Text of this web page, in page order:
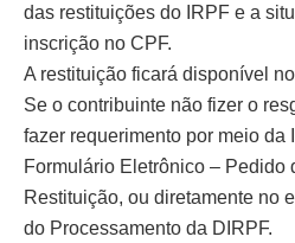
das restituições do IRPF e a
inscrição no CPF.
A restituição ficará disponível
Se o contribuinte não fizer o
fazer requerimento por meio da
Formulário Eletrônico – Pedido
Restituição, ou diretamente no
do Processamento da DIRPF.